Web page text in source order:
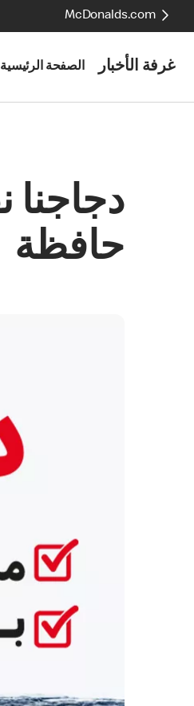
McDonalds.com
غرفة الأخبار الصفحة الرئيسية
حافظة